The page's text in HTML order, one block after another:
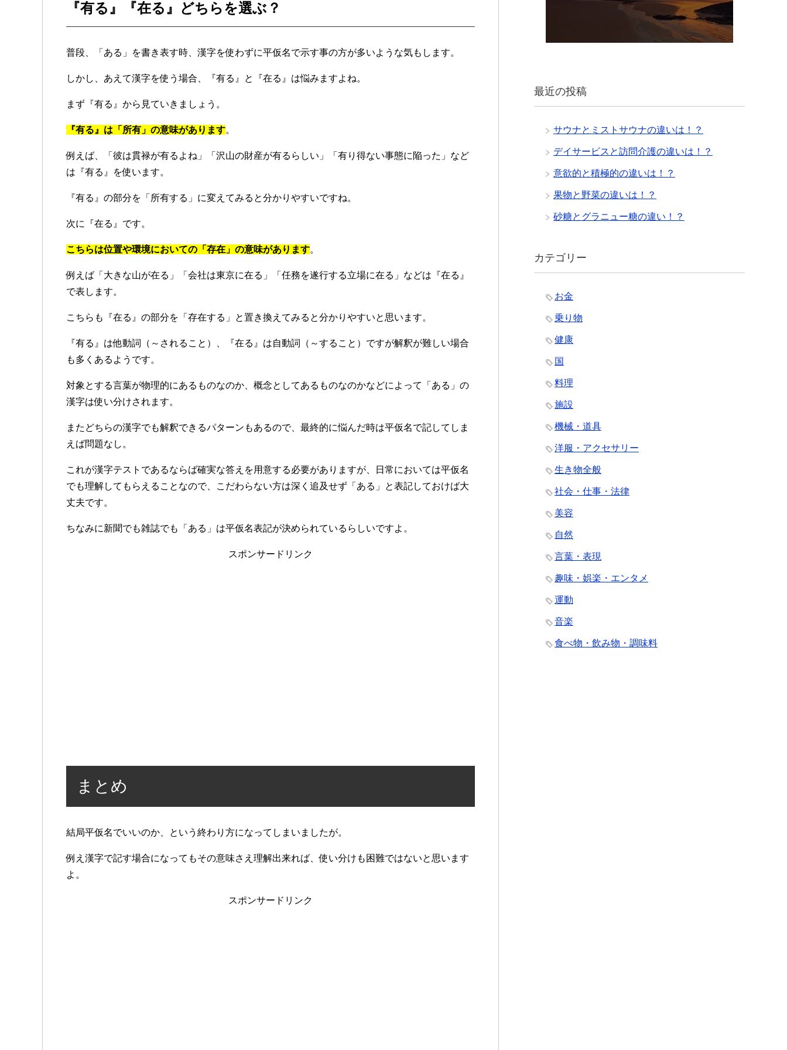
『有る』『在る』どちらを選ぶ？
普段、「ある」を書き表す時、漢字を使わずに平仮名で示す事の方が多いような気もします。
しかし、あえて漢字を使う場合、『有る』と『在る』は悩みますよね。
まず『有る』から見ていきましょう。
『有る』は「所有」の意味があります。
例えば、「彼は貫禄が有るよね」「沢山の財産が有るらしい」「有り得ない事態に陥った」など
は『有る』を使います。
『有る』の部分を「所有する」に変えてみると分かりやすいですね。
次に『在る』です。
こちらは位置や環境においての「存在」の意味があります。
例えば「大きな山が在る」「会社は東京に在る」「任務を遂行する立場に在る」などは『在る』
で表します。
こちらも『在る』の部分を「存在する」と置き換えてみると分かりやすいと思います。
『有る』は他動詞（～されること）、『在る』は自動詞（～すること）ですが解釈が難しい場合
も多くあるようです。
対象とする言葉が物理的にあるものなのか、概念としてあるものなのかなどによって「ある」の
漢字は使い分けされます。
またどちらの漢字でも解釈できるパターンもあるので、最終的に悩んだ時は平仮名で記してしま
えば問題なし。
これが漢字テストであるならば確実な答えを用意する必要がありますが、日常においては平仮名
でも理解してもらえることなので、こだわらない方は深く追及せず「ある」と表記しておけば大
丈夫です。
ちなみに新聞でも雑誌でも「ある」は平仮名表記が決められているらしいですよ。
スポンサードリンク
まとめ
結局平仮名でいいのか、という終わり方になってしまいましたが。
例え漢字で記す場合になってもその意味さえ理解出来れば、使い分けも困難ではないと思います
よ。
スポンサードリンク
最近の投稿
サウナとミストサウナの違いは！？
デイサービスと訪問介護の違いは！？
意欲的と積極的の違いは！？
果物と野菜の違いは！？
砂糖とグラニュー糖の違い！？
カテゴリー
お金
乗り物
健康
国
料理
施設
機械・道具
洋服・アクセサリー
生き物全般
社会・仕事・法律
美容
自然
言葉・表現
趣味・娯楽・エンタメ
運動
音楽
食べ物・飲み物・調味料